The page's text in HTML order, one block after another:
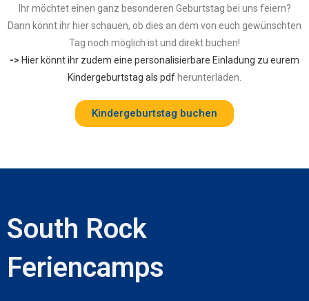
Ihr möchtet einen ganz besonderen Geburtstag bei uns feiern?
Dann könnt ihr hier schauen, ob dies an dem von euch gewünschten
Tag noch möglich ist und direkt buchen!
-> Hier könnt ihr zudem eine personalisierbare Einladung zu eurem
Kindergeburtstag als pdf herunterladen.
Kindergeburtstag buchen
South Rock
Feriencamps